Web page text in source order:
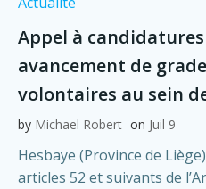
Appel à
avancement de
volontaires au sein
by Michael Robert on Juil 9
Hesbaye (Province de
articles 52 et suivants de